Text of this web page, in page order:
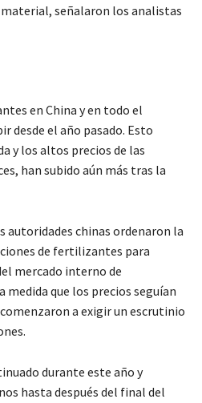
señalaron los analistas
en China y en todo el
desde el año pasado. Esto
y los altos precios de las
han subido aún más tras la
autoridades chinas ordenaron la
de fertilizantes para
mercado interno de
que los precios seguían
a exigir un escrutinio
durante este año y
hasta después del final del